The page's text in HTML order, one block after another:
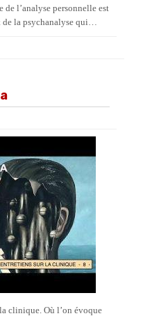
l’analyse personnelle est
de la psychanalyse qui…
clinique. Où l’on évoque